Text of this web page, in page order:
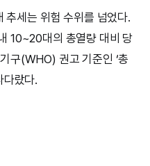
세는 위험 수위를 넘었다.
10~20대의 총열량 대비 당
구(WHO) 권고 기준인 ‘총
다랐다.